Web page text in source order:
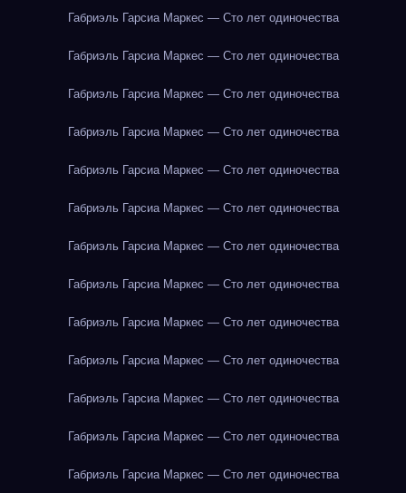
Габриэль Гарсиа Маркес — Сто лет одиночества
Габриэль Гарсиа Маркес — Сто лет одиночества
Габриэль Гарсиа Маркес — Сто лет одиночества
Габриэль Гарсиа Маркес — Сто лет одиночества
Габриэль Гарсиа Маркес — Сто лет одиночества
Габриэль Гарсиа Маркес — Сто лет одиночества
Габриэль Гарсиа Маркес — Сто лет одиночества
Габриэль Гарсиа Маркес — Сто лет одиночества
Габриэль Гарсиа Маркес — Сто лет одиночества
Габриэль Гарсиа Маркес — Сто лет одиночества
Габриэль Гарсиа Маркес — Сто лет одиночества
Габриэль Гарсиа Маркес — Сто лет одиночества
Габриэль Гарсиа Маркес — Сто лет одиночества